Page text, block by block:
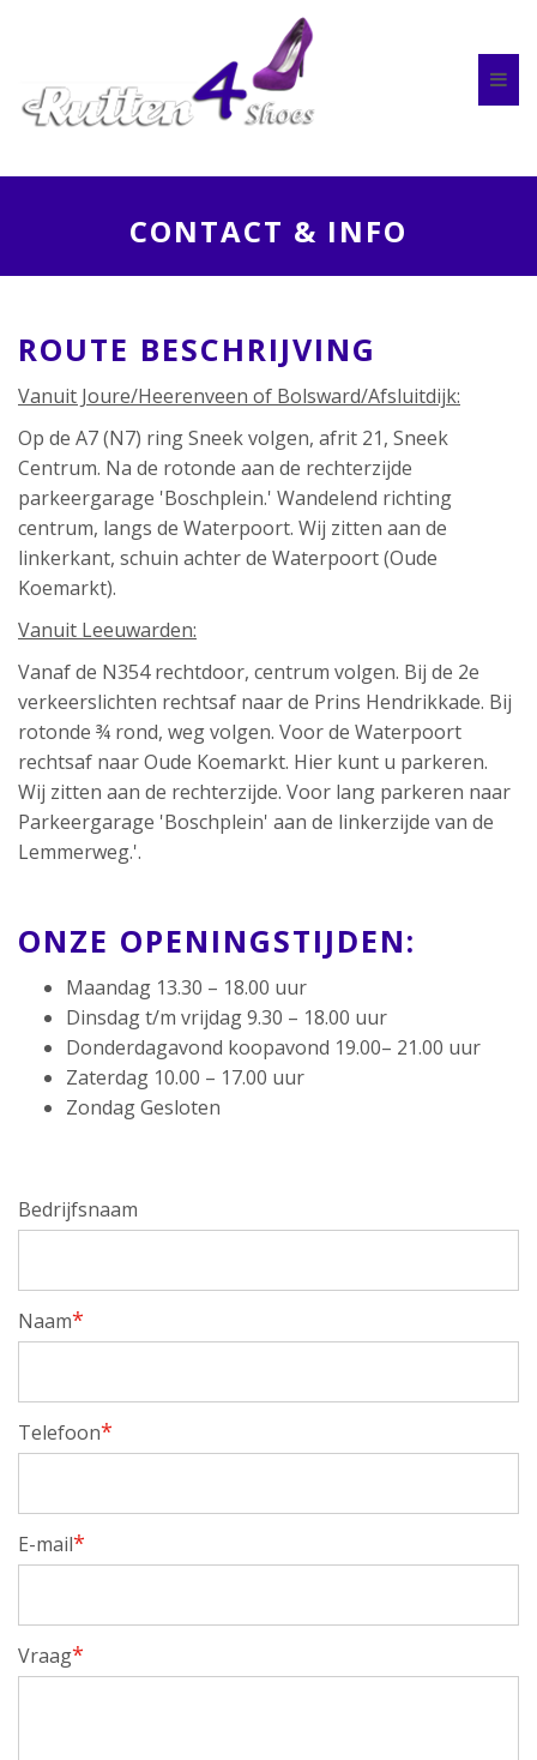
CONTACT & INFO
ROUTE BESCHRIJVING
Vanuit Joure/Heerenveen of Bolsward/Afsluitdijk:
Op de A7 (N7) ring Sneek volgen, afrit 21, Sneek
Centrum. Na de rotonde aan de rechterzijde
parkeergarage 'Boschplein.' Wandelend richting
centrum, langs de Waterpoort. Wij zitten aan de
linkerkant, schuin achter de Waterpoort (Oude
Koemarkt).
Vanuit Leeuwarden:
Vanaf de N354 rechtdoor, centrum volgen. Bij de 2e
verkeerslichten rechtsaf naar de Prins Hendrikkade. Bij
rotonde ¾ rond, weg volgen. Voor de Waterpoort
rechtsaf naar Oude Koemarkt. Hier kunt u parkeren.
Wij zitten aan de rechterzijde. Voor lang parkeren naar
Parkeergarage 'Boschplein' aan de linkerzijde van de
Lemmerweg.'.
ONZE OPENINGSTIJDEN:
Maandag 13.30 – 18.00 uur
Dinsdag t/m vrijdag 9.30 – 18.00 uur
Donderdagavond koopavond 19.00– 21.00 uur
Zaterdag 10.00 – 17.00 uur
Zondag Gesloten
Bedrijfsnaam
Naam*
Telefoon*
E-mail*
Vraag*